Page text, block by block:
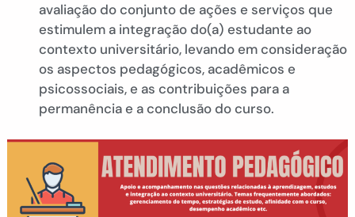
avaliação do conjunto de ações e serviços que
estimulem a integração do(a) estudante ao
contexto universitário, levando em consideração
os aspectos pedagógicos, acadêmicos e
psicossociais, e as contribuições para a
permanência e a conclusão do curso.